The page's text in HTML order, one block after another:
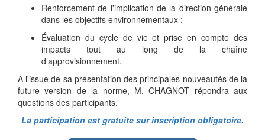
Renforcement de l'implication de la direction générale
dans les objectifs environnementaux ;
Évaluation du cycle de vie et prise en compte des
impacts tout au long de la chaîne
d’approvisionnement.
A l'issue de sa présentation des principales nouveautés de la
future version de la norme, M. CHAGNOT répondra aux
questions des participants.
La participation est gratuite sur inscription obligatoire.